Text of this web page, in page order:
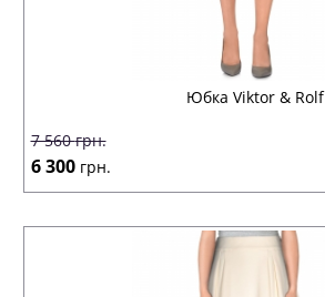
Юбка Viktor & Rolf
7 560грн.
6 300 грн.